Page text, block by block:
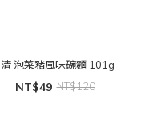
清 泡菜豬風味碗麵 101g
NT$49 NT$120